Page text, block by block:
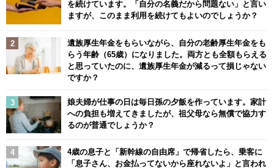
を続けています。「自分の名義だから問題ない」と言い
ますが、このまま利用を続けてもよいのでしょうか？
遺族厚生年金をもらいながら、自分の老齢厚生年金をも
らう年齢（65歳）になりました。両方とも全額もらえる
と思っていたのに、遺族厚生年金が減るって損じゃない
ですか？
娘夫婦が仕事の日は毎日孫の夕飯を作っています。家計
への負担も増えてきましたが、祖父母なら無償で協力す
るのが普通でしょうか？
4歳の息子と「新幹線の自由席」で帰省したら、乗客に
「息子さん、お金払ってないから座れないよ」と言われ